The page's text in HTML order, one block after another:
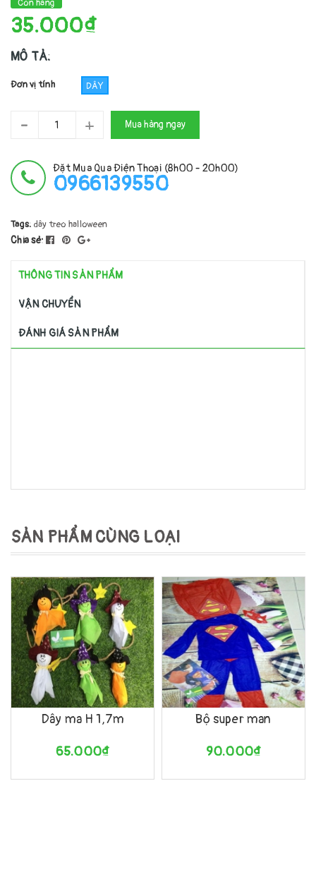
Còn hàng
35.000₫
MÔ TẢ:
Đơn vị tính DÂY
- + Mua hàng ngay
Đặt Mua Qua Điện Thoại (8h00 - 20h00)
0966139550
Tags: dây treo halloween
Chia sẻ:
THÔNG TIN SẢN PHẨM
VẬN CHUYỂN
ĐÁNH GIÁ SẢN PHẨM
SẢN PHẨM CÙNG LOẠI
Dây ma H 1,7m
65.000₫
Bộ super man
90.000₫